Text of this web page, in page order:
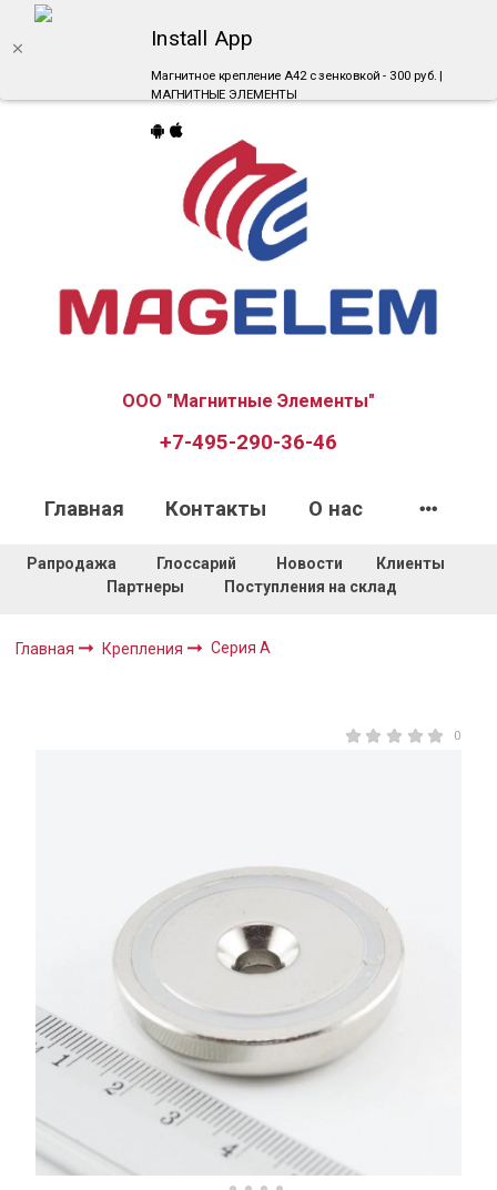
Install App
Магнитное крепление A42 с зенковкой - 300 руб. |
МАГНИТНЫЕ ЭЛЕМЕНТЫ
ООО "Магнитные Элементы"
+7-495-290-36-46
Главная Контакты О нас
Рапродажа Глоссарий Новости
Клиенты
Партнеры
Поступления на склад
Главная Крепления Серия А
0